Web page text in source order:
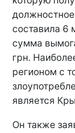
составила 6
сумма
грн.
регионом с
является
Он также